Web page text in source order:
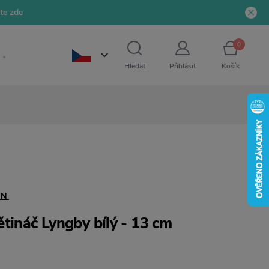
zde
Hledat Přihlásit
0
Košík
Lyngby bílý - 13 cm